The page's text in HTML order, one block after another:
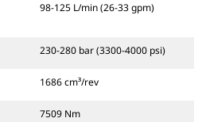
98-125 L/min (26-33 gpm)
230-280 bar (3300-4000 psi)
1686 cm³/rev
7509 Nm